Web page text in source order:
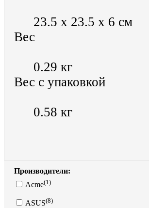
23.5 х 23.5 х 6 см
Вес
0.29 кг
Вес с упаковкой
0.58 кг
Производители:
Acme(1)
ASUS(8)